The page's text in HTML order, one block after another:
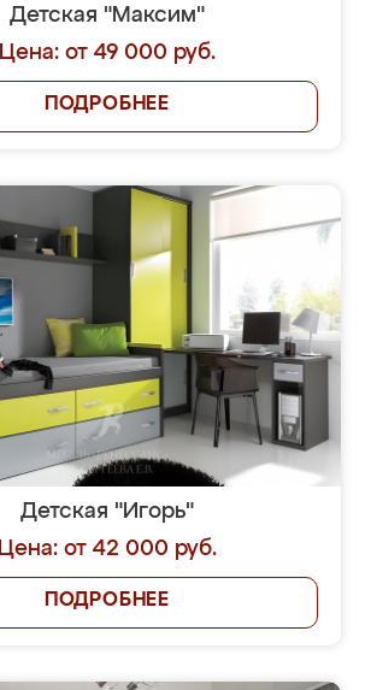
Детская "Максим"
Цена: от 49 000 руб.
ПОДРОБНЕЕ
Детская "Игорь"
Цена: от 42 000 руб.
ПОДРОБНЕЕ